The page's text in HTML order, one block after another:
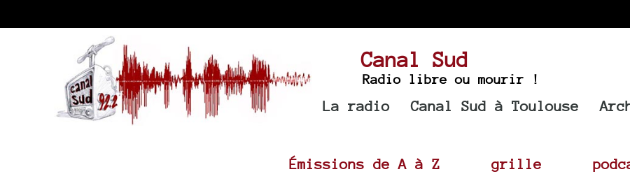
Canal Sud
Radio libre ou mourir !
La radio Canal Sud à Toulouse
Émissions de A à Z grille